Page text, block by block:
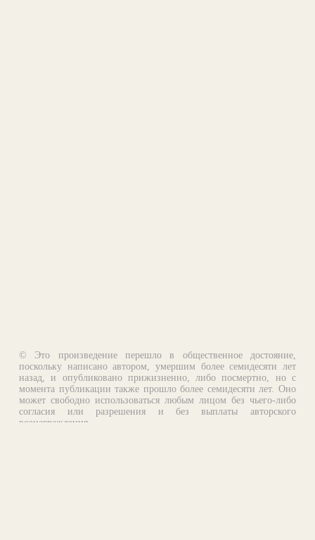
© Это произведение перешло в общественное достояние,
поскольку написано автором, умершим более семидесяти лет
назад, и опубликовано прижизненно, либо посмертно, но с
момента публикации также прошло более семидесяти лет. Оно
может свободно использоваться любым лицом без чьего-либо
согласия или разрешения и без выплаты авторского
вознаграждения.